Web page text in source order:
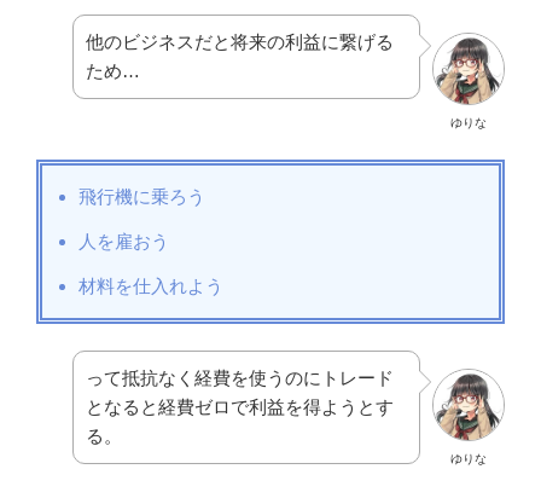
ゆりな
他のビジネスだと将来の利益に繋げる
ため…
飛行機に乗ろう
人を雇おう
材料を仕入れよう
ゆりな
って抵抗なく経費を使うのにトレード
となると経費ゼロで利益を得ようとす
る。